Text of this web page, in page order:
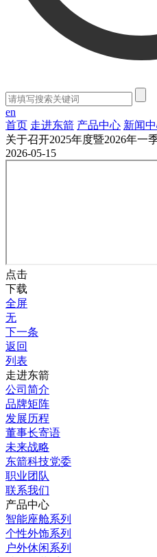
en
首页 走进东箭 产品中心 新闻
关于召开2025年度暨2026年一
2026-05-15
点击
下载
全屏
无
下一条
返回
列表
走进东箭
公司简介
品牌矩阵
发展历程
董事长寄语
未来战略
东箭科技党委
职业团队
联系我们
产品中心
智能座舱系列
个性外饰系列
户外休闲系列